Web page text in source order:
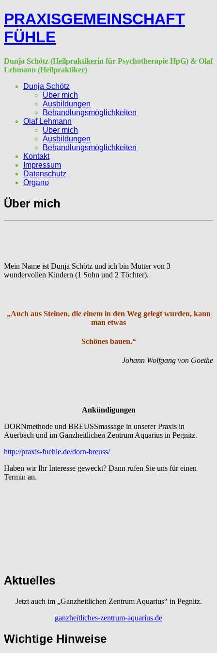
Skip
to
content
PRAXISGEMEINSCHAFT
FÜHLE
Dunja Schötz (Heilpraktikerin für Psychotherapie HpG) & Olaf
Lehmann (Heilpraktiker)
Dunja Schötz
Über mich
Ausbildungen
Behandlungsmöglichkeiten
Olaf Lehmann
Über mich
Ausbildungen
Behandlungsmöglichkeiten
Kontakt
Impressum
Datenschutz
Organo
Über mich
Mein Name ist Dunja Schötz und ich bin Mutter von 3
wundervollen Kindern (1 Sohn und 2 Töchter).
„Auch aus Steinen, die einem in den Weg gelegt wurden, kann
man etwas
Schönes bauen.“
Johann Wolfgang von Goethe
Ankündigungen
DORNmethode und BREUSSmassage in unserer Praxis in
Auerbach und im Ganzheitlichen Zentrum Aquarius in Pegnitz.
http://praxis-fuehle.de/dorn-breuss/
Haben wir Ihr Interesse geweckt? Dann rufen Sie uns für einen
Termin an.
Aktuelles
Jetzt auch im „Ganzheitlichen Zentrum Aquarius“ in Pegnitz.
ganzheitliches-zentrum-aquarius.de
Wichtige Hinweise